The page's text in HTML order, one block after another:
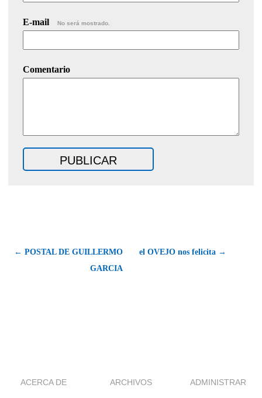
E-mail No será mostrado.
Comentario
← POSTAL DE GUILLERMO
GARCIA
el OVEJO nos felicita →
ACERCA DE ARCHIVOS ADMINISTRAR